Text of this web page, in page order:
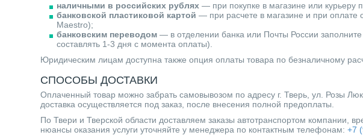
Механизм насоса
Максимальная
Тип вход.
Категория
наличными в российских рублях — при покупке в магазине или курьеру
банковской пластиковой картой — при расчете в магазине и при оплате
Maestro);
банковским переводом — в отделении банка или Почты России
составлять 1-3 дня с момента оплаты).
Юридическим лицам доступна также опция оплаты товара по безналичному
СПОСОБЫ ДОСТАВКИ
Оплаченный товар можно забрать самовывозом по адресу г. Тверь, ул. Розы
доставка осуществляется под заказ, после внесения полной предоплаты.
По Твери и Тверской области доставляем заказы автотранспортом компании,
нюансы оказания услуги уточняйте у менеджера по контактным телефонам:+7